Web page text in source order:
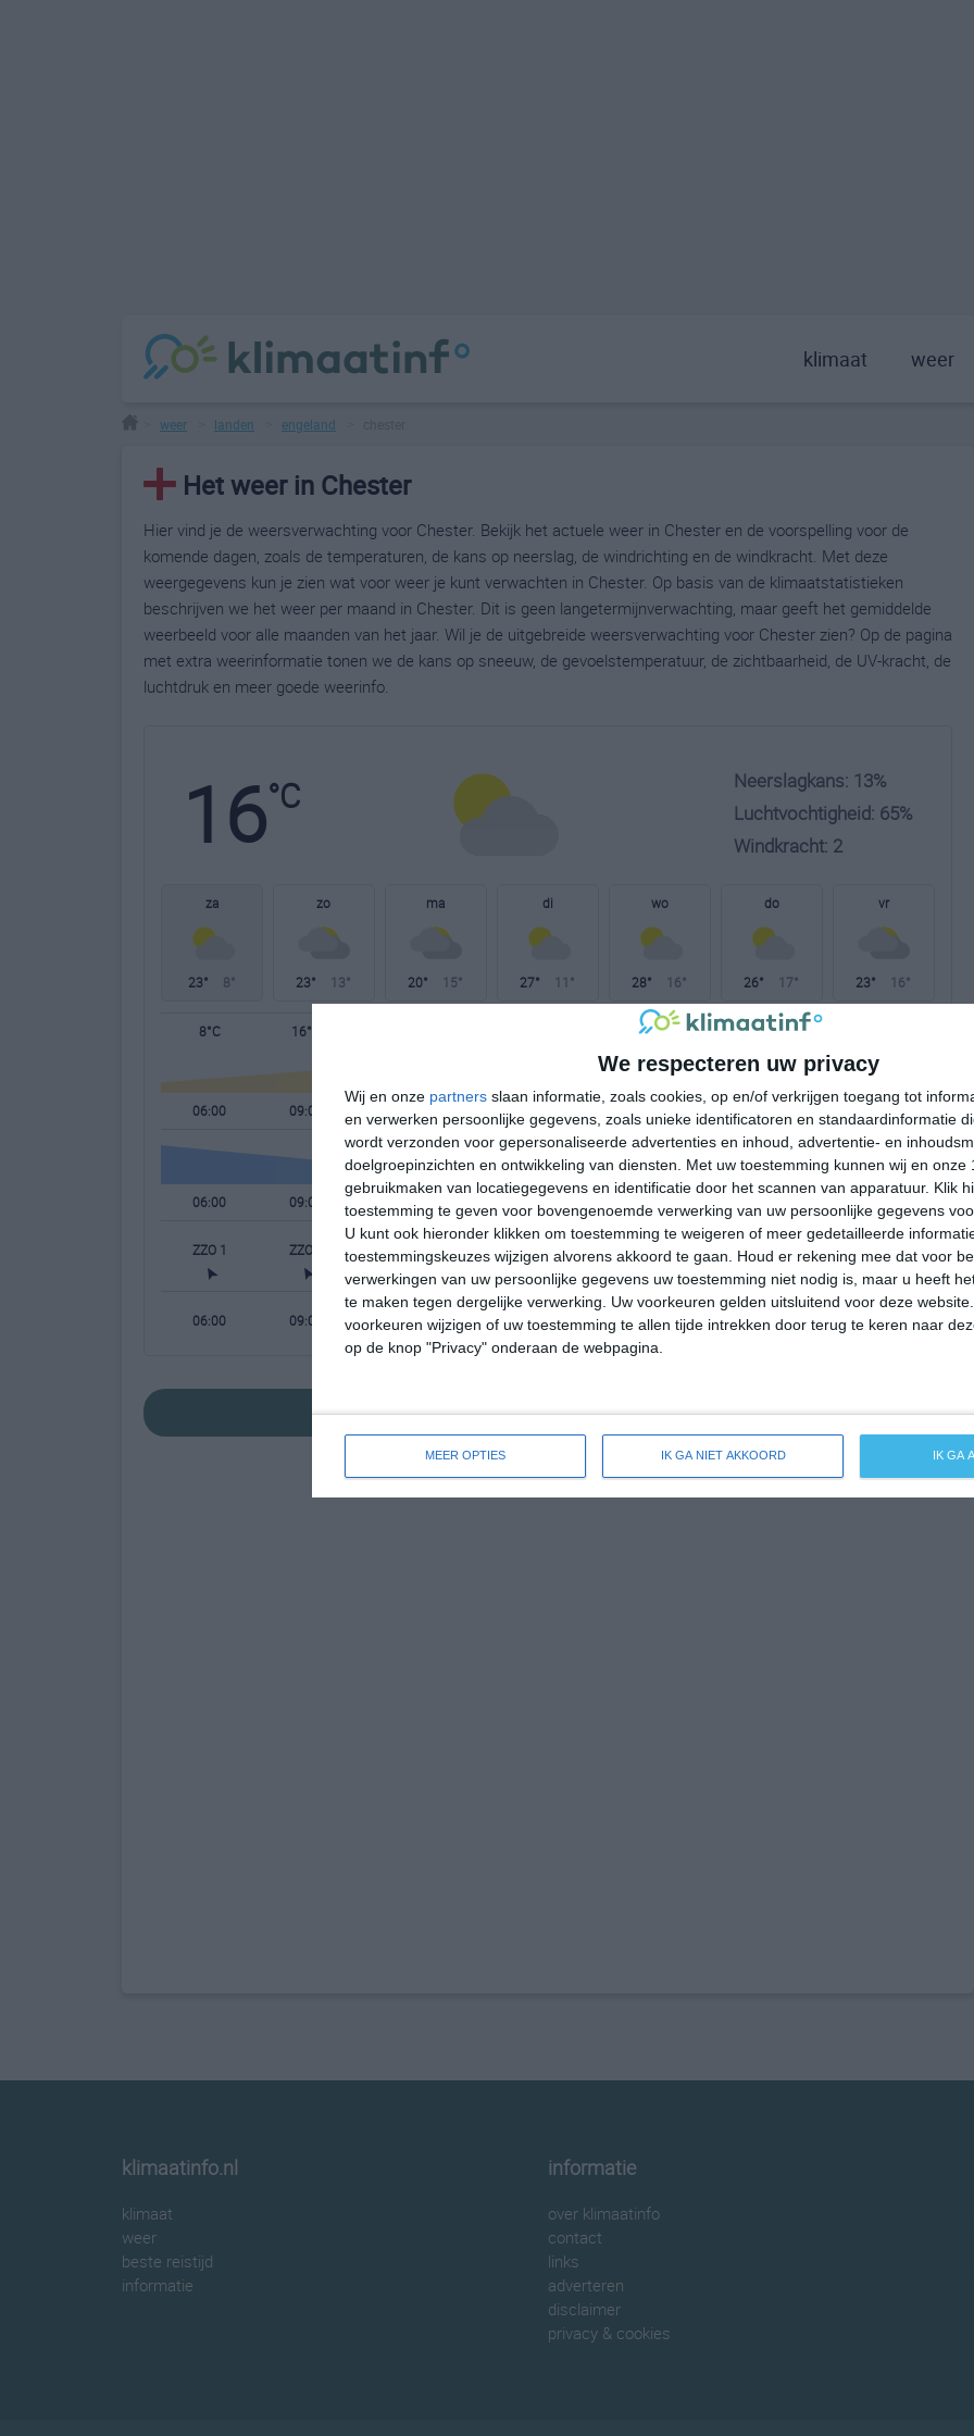
We respecteren uw privacy
Wij en onze partners slaan informatie, zoals cookies, op en/of verkrijgen toegang tot
en verwerken persoonlijke gegevens, zoals unieke identificatoren en standaardinformatie
wordt verzonden voor gepersonaliseerde advertenties en inhoud, advertentie- en
doelgroepinzichten en ontwikkeling van diensten.
Met uw toestemming kunnen wij en onze
gebruikmaken van locatiegegevens en identificatie door het scannen van apparatuur. Klik
toestemming te geven voor bovengenoemde verwerking van uw persoonlijke gegevens
U kunt ook hieronder klikken om toestemming te weigeren of meer gedetailleerde
toestemmingskeuzes wijzigen alvorens akkoord te gaan.
Houd er rekening mee dat voor
verwerkingen van uw persoonlijke gegevens uw toestemming niet nodig is, maar u heeft
te maken tegen dergelijke verwerking. Uw voorkeuren gelden uitsluitend voor deze
voorkeuren wijzigen of uw toestemming te allen tijde intrekken door terug te keren naar
op de knop "Privacy" onderaan de webpagina.
MEER OPTIES IK GA NIET AKKOORD IK GA
klimaat weer
weer landen engeland
Het weer in Chester
Hier vind je de weersverwachting voor Chester. Bekijk het actuele weer in Chester en de voorspelling voor de
komende dagen, zoals de temperaturen, de kans op neerslag, de windrichting en de windkracht. Met deze
weergegevens kun je zien wat voor weer je kunt verwachten in Chester. Op basis van de klimaatstatistieken
beschrijven we het weer per maand in Chester. Dit is geen langetermijnverwachting, maar geeft het gemiddelde
weerbeeld voor alle maanden van het jaar. Wil je de uitgebreide weersverwachting voor Chester zien? Op de pagina
met extra weerinformatie tonen we de kans op sneeuw, de gevoelstemperatuur, de zichtbaarheid, de UV-kracht, de
luchtdruk en meer goede weerinfo.
16°C
Neerslagkans: 13%
Luchtvochtigheid: 65%
Windkracht: 2
za
23° 8°
zo
23° 13°
ma
20° 15°
di
27° 11°
wo
28° 16°
do
26° 17°
vr
23° 16°
8°C 16°C 18°C 15°C
06:00 09:00 12:00 15:00 21:00 03:00
06:00 09:00 12:00 21:00 03:00
ZZO 1 ZZO 2 ZW 2 NNW 1 WZW 1
06:00 09:00 12:00 15:00 18:00 21:00 00:00 03:00
bekijk de uitgebreide weersverwachting voor Chester
klimaatinfo.nl
klimaat
weer
beste reistijd
informatie
informatie
over klimaatinfo
contact
links
adverteren
disclaimer
privacy & cookies